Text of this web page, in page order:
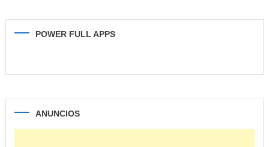
POWER FULL APPS
ANUNCIOS